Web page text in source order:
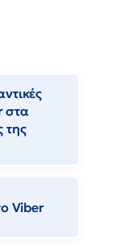
στα
της
Viber